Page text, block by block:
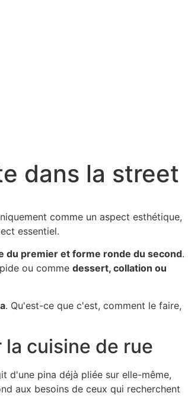
dans la street
comme un aspect esthétique,
essentiel.
du premier et forme ronde du second.
ou comme dessert, collation ou
. Qu'est-ce que c'est, comment le faire,
cuisine de rue
d'une pina déjà pliée sur elle-même,
aux besoins de ceux qui recherchent